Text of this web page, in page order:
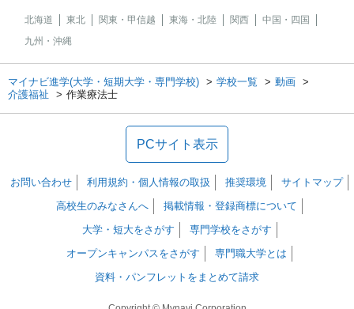
北海道 東北 関東・甲信越 東海・北陸 関西
中国・四国
九州・沖縄
マイナビ進学(大学・短期大学・専門学校) 学校一覧
動画
介護福祉
作業療法士
PCサイト表示
お問い合わせ 利用規約・個人情報の取扱 推奨環境
サイトマップ
高校生のみなさんへ
掲載情報・登録商標について
大学・短大をさがす
専門学校をさがす
オープンキャンパスをさがす
専門職大学とは
資料・パンフレットをまとめて請求